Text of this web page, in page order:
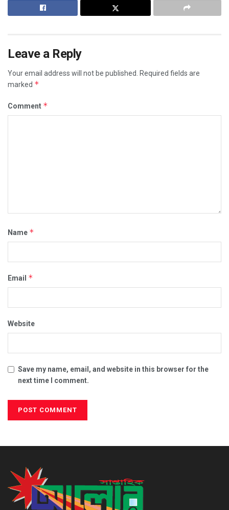
Leave a Reply
Your email address will not be published.
Required fields are
marked *
Comment *
Name *
Email *
Website
Save my name, email, and website in this browser for the
next time I comment.